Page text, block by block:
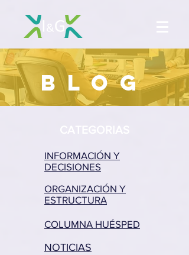
BLOG
INFORMACIÓN Y
DECISIONES
ORGANIZACIÓN Y
ESTRUCTURA
COLUMNA HUÉSPED
NOTICIAS